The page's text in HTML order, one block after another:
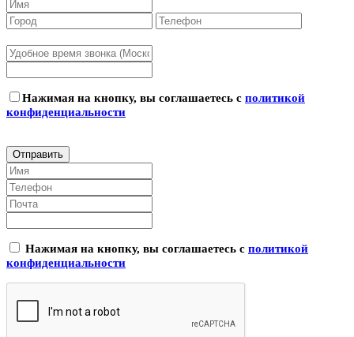
Нажимая на кнопку, вы соглашаетесь с политикой
конфиденциальности
Нажимая на кнопку, вы соглашаетесь с политикой
конфиденциальности